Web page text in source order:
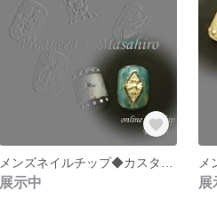
展示中 展